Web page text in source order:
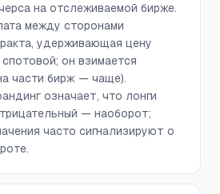
на отслеживаемой бирже.
между сторонами
удерживающая цену
он взимается
части бирж — чаще).
означает, что лонги
— наоборот;
часто сигнализируют о